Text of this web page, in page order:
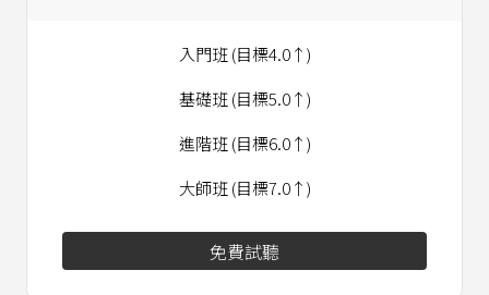
入門班 (目標4.0↑)
基礎班 (目標5.0↑)
進階班 (目標6.0↑)
大師班 (目標7.0↑)
免費試聽